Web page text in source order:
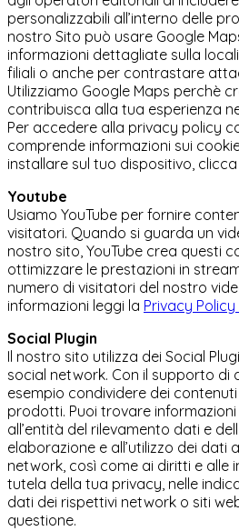
personalizzabili all’interno delle
nostro Sito può usare Google
informazioni dettagliate sulla
filiali o anche per contrastare
Utilizziamo Google Maps perchè
contribuisca alla tua esperienza
Per accedere alla privacy policy
comprende informazioni sui
installare sul tuo dispositivo, clicca
Youtube
Usiamo YouTube per fornire
visitatori. Quando si guarda un
nostro sito, YouTube crea questi
ottimizzare le prestazioni in
numero di visitatori del nostro
informazioni leggi la Privacy
Social Plugin
Il nostro sito utilizza dei Social
social network. Con il supporto di
esempio condividere dei
prodotti. Puoi trovare
all’entità del rilevamento dati e
elaborazione e all’utilizzo dei dati
network, così come ai diritti e alle
tutela della tua privacy, nelle
dati dei rispettivi network o siti
questione.